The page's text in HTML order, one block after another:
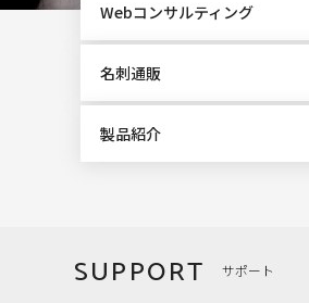
Webコンサルティング
名刺通販
製品紹介
SUPPORT サポート